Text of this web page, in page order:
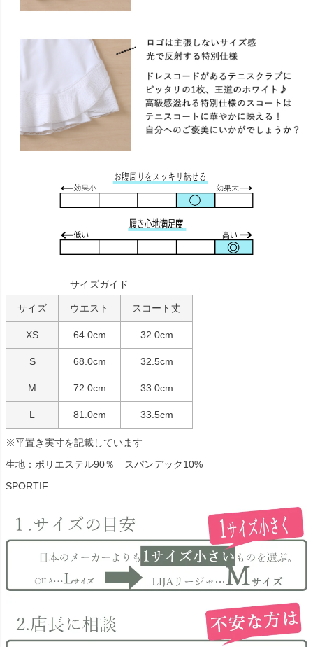
サイズガイド
サイズ ウエスト スコート丈
XS 64.0cm 32.0cm
S 68.0cm 32.5cm
M 72.0cm 33.0cm
L 81.0cm 33.5cm
※平置き実寸を記載しています
生地：ポリエステル90％ スパンデック10%
SPORTIF